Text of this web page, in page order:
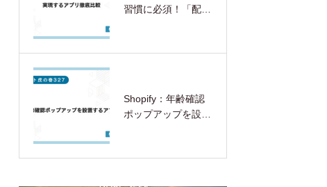
習慣に必須！「配送
Shopify：年齢確認
ポップアップを設置